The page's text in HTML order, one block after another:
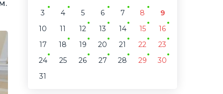
3
4 5 6 7 8
9
10
11 12 13 14 15
16
17
18 19 20 21 22
23
24
25 26 27 28 29
30
31